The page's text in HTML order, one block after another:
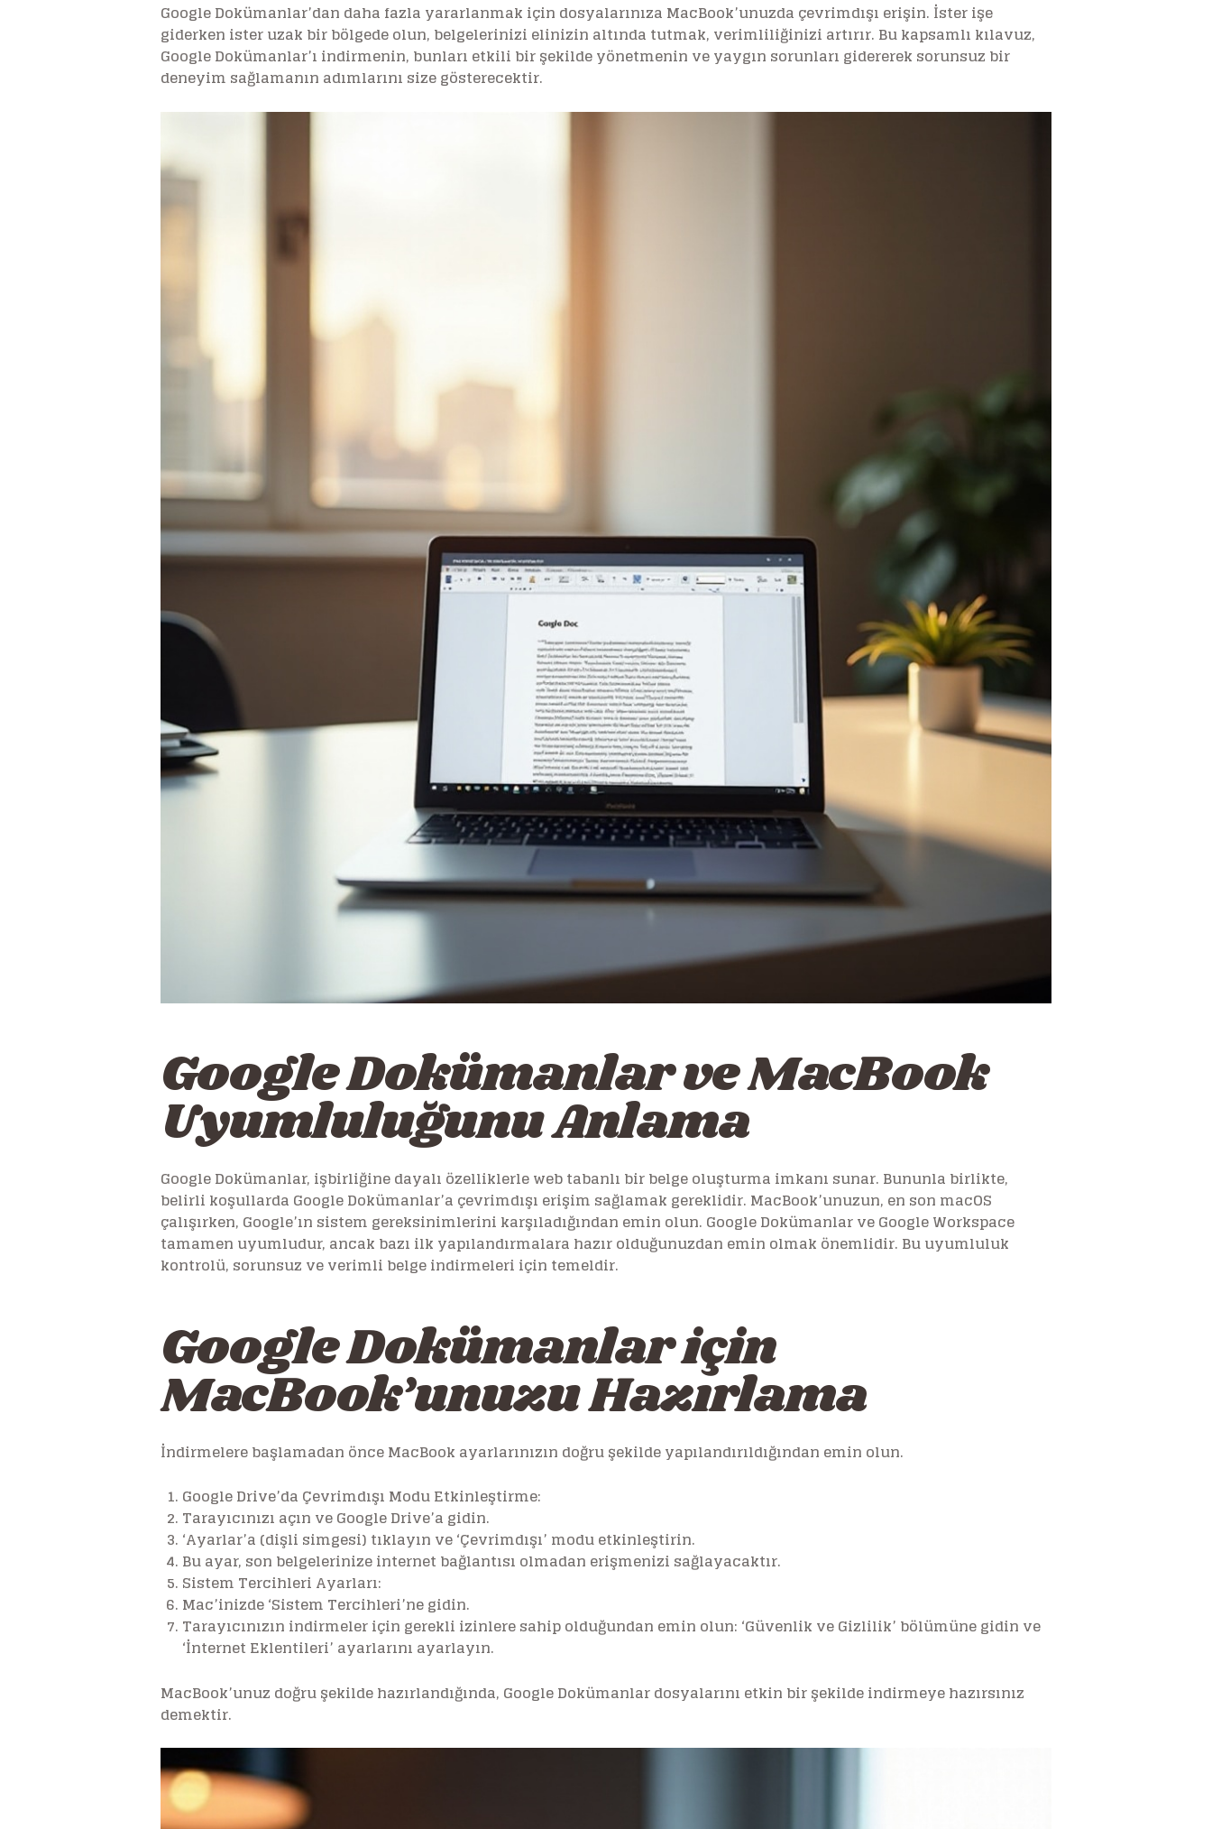
Google Dokümanlar’dan daha fazla yararlanmak için dosyalarınıza MacBook’unuzda çevrimdışı erişin. İster işe
giderken ister uzak bir bölgede olun, belgelerinizi elinizin altında tutmak, verimliliğinizi artırır. Bu kapsamlı kılavuz,
Google Dokümanlar’ı indirmenin, bunları etkili bir şekilde yönetmenin ve yaygın sorunları gidererek sorunsuz bir
deneyim sağlamanın adımlarını size gösterecektir.
Google Dokümanlar ve MacBook
Uyumluluğunu Anlama
Google Dokümanlar, işbirliğine dayalı özelliklerle web tabanlı bir belge oluşturma imkanı sunar. Bununla birlikte,
belirli koşullarda Google Dokümanlar’a çevrimdışı erişim sağlamak gereklidir. MacBook’unuzun, en son macOS
çalışırken, Google’ın sistem gereksinimlerini karşıladığından emin olun. Google Dokümanlar ve Google Workspace
tamamen uyumludur, ancak bazı ilk yapılandırmalara hazır olduğunuzdan emin olmak önemlidir. Bu uyumluluk
kontrolü, sorunsuz ve verimli belge indirmeleri için temeldir.
Google Dokümanlar için
MacBook’unuzu Hazırlama
İndirmelere başlamadan önce MacBook ayarlarınızın doğru şekilde yapılandırıldığından emin olun.
Google Drive’da Çevrimdışı Modu Etkinleştirme:
Tarayıcınızı açın ve Google Drive’a gidin.
‘Ayarlar’a (dişli simgesi) tıklayın ve ‘Çevrimdışı’ modu etkinleştirin.
Bu ayar, son belgelerinize internet bağlantısı olmadan erişmenizi sağlayacaktır.
Sistem Tercihleri Ayarları:
Mac’inizde ‘Sistem Tercihleri’ne gidin.
Tarayıcınızın indirmeler için gerekli izinlere sahip olduğundan emin olun: ‘Güvenlik ve Gizlilik’ bölümüne gidin ve
‘İnternet Eklentileri’ ayarlarını ayarlayın.
MacBook’unuz doğru şekilde hazırlandığında, Google Dokümanlar dosyalarını etkin bir şekilde indirmeye hazırsınız
demektir.